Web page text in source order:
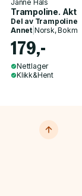
Janne Hals
Trampoline.
Del av Trampoline
Annet| Norsk,
179,-
Nettlager
Klikk&Hent